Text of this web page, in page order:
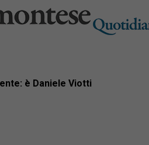
è Daniele Viotti